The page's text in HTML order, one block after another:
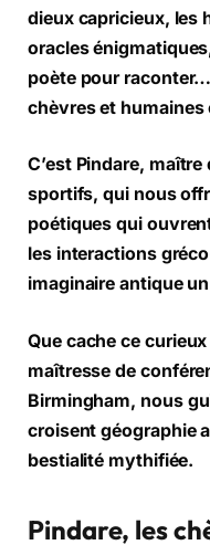
dieux capricieux, les
oracles
poète pour
chèvres et humaines
C’est Pindare,
sportifs, qui nous
poétiques qui
les interactions
imaginaire antique
Que cache ce
maîtresse de
Birmingham, nous
croisent géographie
bestialité mythifiée.
Pindare, les